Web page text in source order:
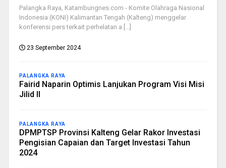
Palangka Raya, Katambungnes.com - Komite Olahraga Nasional
Indonesia (KONI) Kalimantan Tengah (Kalteng) menggelar
konferensi pers terkait perhelatan a [...]
23 September 2024
PALANGKA RAYA
Fairid Naparin Optimis Lanjukan Program Visi Misi
Jilid II
PALANGKA RAYA
DPMPTSP Provinsi Kalteng Gelar Rakor Investasi
Pengisian Capaian dan Target Investasi Tahun
2024